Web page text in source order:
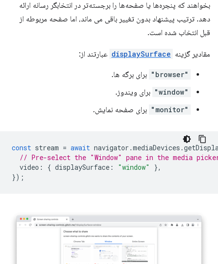
بخواهند که پنجره‌ها یا صفحه‌ها را برجسته‌تر در انتخابگر رسانه ارائه
دهد. ترتیب پیشنهاد بدون تغییر باقی می ماند، اما صفحه مربوطه از
قبل انتخاب شده است.
مقادیر گزینه displaySurface عبارتند از:
"browser" برای برگه ها.
"window" برای ویندوز.
"monitor" برای صفحه نمایش.
const stream = await navigator .mediaDevices .
// Pre-select the "Window" pane in the media
video : { displaySurface : "window"
},
});